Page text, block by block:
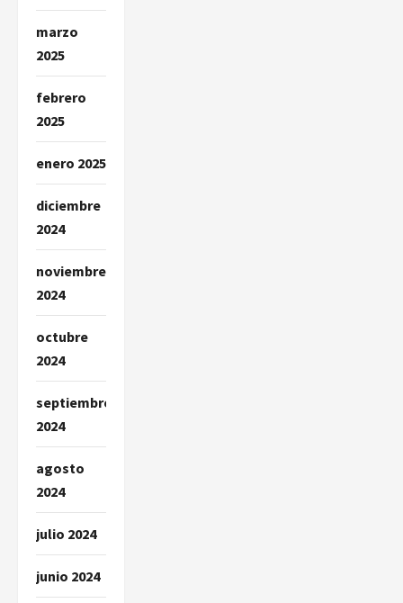
marzo
2025
febrero
2025
enero 2025
diciembre
2024
noviembre
2024
octubre
2024
septiembre
2024
agosto
2024
julio 2024
junio 2024